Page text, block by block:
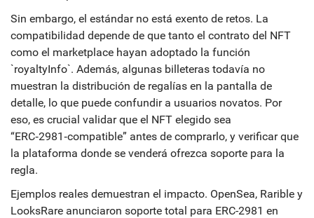
Sin embargo, el estándar no está exento de retos. La
compatibilidad depende de que tanto el contrato del NFT
como el marketplace hayan adoptado la función
`royaltyInfo`. Además, algunas billeteras todavía no
muestran la distribución de regalías en la pantalla de
detalle, lo que puede confundir a usuarios novatos. Por
eso, es crucial validar que el NFT elegido sea
“ERC‑2981‑compatible” antes de comprarlo, y verificar que
la plataforma donde se venderá ofrezca soporte para la
regla.
Ejemplos reales demuestran el impacto. OpenSea, Rarible y
LooksRare anunciaron soporte total para ERC-2981 en